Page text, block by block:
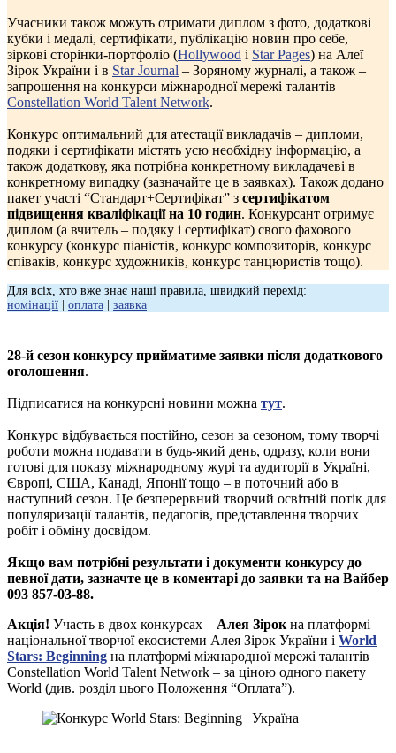
Учасники також можуть отримати диплом з фото, додаткові
кубки і медалі, сертифікати, публікацію новин про себе,
зіркові сторінки-портфоліо (Hollywood і Star Pages) на Алеї
Зірок України і в Star Journal – Зоряному журналі, а також –
запрошення на конкурси міжнародної мережі талантів
Constellation World Talent Network.
Конкурс оптимальний для атестації викладачів – дипломи,
подяки і сертифікати містять усю необхідну інформацію, а
також додаткову, яка потрібна конкретному викладачеві в
конкретному випадку (зазначайте це в заявках). Також додано
пакет участі “Стандарт+Сертифікат” з сертифікатом
підвищення кваліфікації на 10 годин. Конкурсант отримує
диплом (а вчитель – подяку і сертифікат) свого фахового
конкурсу (конкурс піаністів, конкурс композиторів, конкурс
співаків, конкурс художників, конкурс танцюристів тощо).
Для всіх, хто вже знає наші правила, швидкий перехід:
номінації
оплата заявка
28-й сезон конкурсу прийматиме заявки після додаткового
оголошення.
Підписатися на конкурсні новини можна тут.
Конкурс відбувається постійно, сезон за сезоном, тому творчі
роботи можна подавати в будь-який день, одразу, коли вони
готові для показу міжнародному журі та аудиторії в Україні,
Європі, США, Канаді, Японії тощо – в поточний або в
наступний сезон. Це безперервний творчий освітній потік для
популяризації талантів, педагогів, представлення творчих
робіт і обміну досвідом.
Якщо вам потрібні результати і документи конкурсу до
певної дати, зазначте це в коментарі до заявки та на Вайбер
093 857-03-88.
Акція! Участь в двох конкурсах – Алея Зірокна платформі
національної творчої екосистеми Алея Зірок України і World
Stars: Beginning на платформі міжнародної мережі талантів
Constellation World Talent Network – за ціною одного пакету
World (див. розділ цього Положення “Оплата”).